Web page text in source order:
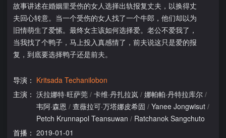
故事讲述在婚姻里受伤的女人选择出轨报复丈夫，以换得丈
夫回心转意。当一个受伤的女人找了一个牛郎，他们却以为
旧情萌生了爱愫。最终女主该如何选择爱。老公不爱我了，
当我找了个鸭子，马上投入真感情了，前夫说这只是爱的报
复，到底要选择鸭子还是前夫。
导演： Kritsada Techanilobon
主演： 沃拉娜特·旺萨莞 / 卡维·丹扎拉岚 / 娜帕帕·丹特拉库尔 /
韦阿·森恩 / 查薇拉可·万塔娜皮希固 / Yanee Jongwisut /
Petch Krunnapol Teansuwan / Ratchanok Sangchuto
首播： 2019-01-01